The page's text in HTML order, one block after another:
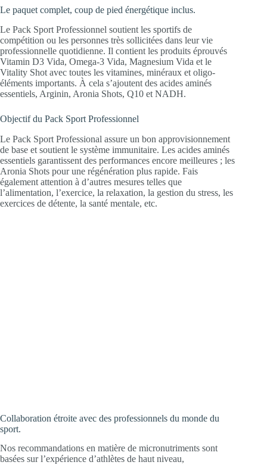
Le paquet complet, coup de pied énergétique inclus.
Le Pack Sport Professionnel soutient les sportifs de
compétition ou les personnes très sollicitées dans leur vie
professionnelle quotidienne. Il contient les produits éprouvés
Vitamin D3 Vida, Omega-3 Vida, Magnesium Vida et le
Vitality Shot avec toutes les vitamines, minéraux et oligo-
éléments importants. À cela s’ajoutent des acides aminés
essentiels, Arginin, Aronia Shots, Q10 et NADH.
Objectif du Pack Sport Professionnel
Le Pack Sport Professional assure un bon approvisionnement
de base et soutient le système immunitaire. Les acides aminés
essentiels garantissent des performances encore meilleures ; les
Aronia Shots pour une régénération plus rapide. Fais
également attention à d’autres mesures telles que
l’alimentation, l’exercice, la relaxation, la gestion du stress, les
exercices de détente, la santé mentale, etc.
Collaboration étroite avec des professionnels du monde du
sport.
Nos recommandations en matière de micronutriments sont
basées sur l’expérience d’athlètes de haut niveau,